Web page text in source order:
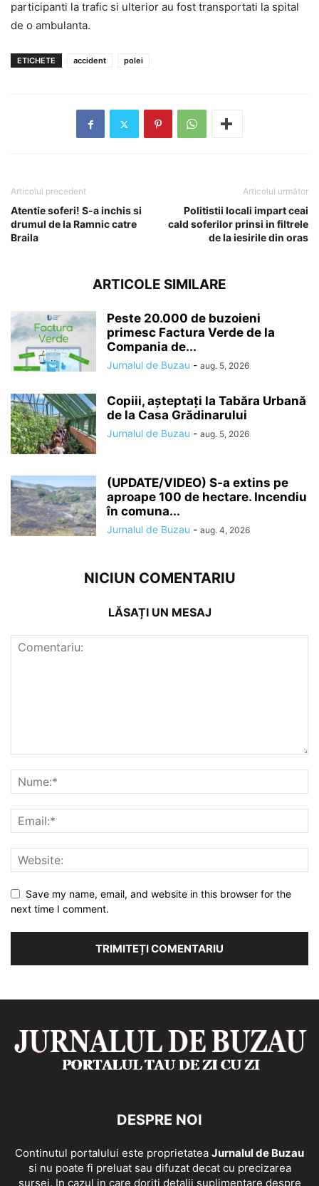
participanti la trafic si ulterior au fost transportati la spital
de o ambulanta.
ETICHETE accident polei
Articolul precedent
Atentie soferi! S-a inchis si
drumul de la Ramnic catre
Braila
Articolul următor
Politistii locali impart ceai
cald soferilor prinsi in filtrele
de la iesirile din oras
ARTICOLE SIMILARE
Peste 20.000 de buzoieni
primesc Factura Verde de la
Compania de...
Jurnalul de Buzau - aug. 5, 2026
Copiii, așteptați la Tabăra Urbană
de la Casa Grădinarului
Jurnalul de Buzau - aug. 5, 2026
(UPDATE/VIDEO) S-a extins pe
aproape 100 de hectare. Incendiu
în comuna...
Jurnalul de Buzau - aug. 4, 2026
NICIUN COMENTARIU
LĂSAȚI UN MESAJ
Save my name, email, and website in this browser for the
next time I comment.
DESPRE NOI
Continutul portalului este proprietatea Jurnalul de Buzau
si nu poate fi preluat sau difuzat decat cu precizarea
sursei. In cazul in care doriti detalii suplimentare despre